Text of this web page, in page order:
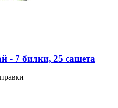
-​ 7 билки, 25 сашета